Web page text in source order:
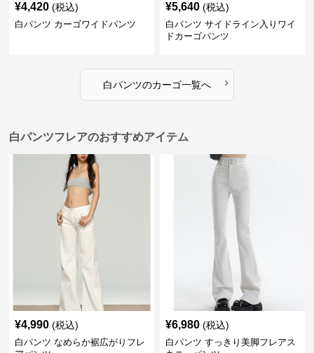
¥4,420 (税込)
白パンツ カーゴワイドパンツ
¥5,640 (税込)
白パンツ サイドライン入りワイ
ドカーゴパンツ
白パンツのカーゴ一覧へ ›
白パンツフレアのおすすめアイテム
¥4,990 (税込)
白パンツ なめらか裾広がりフレ
¥6,980 (税込)
白パンツ すっきり美脚フレアス